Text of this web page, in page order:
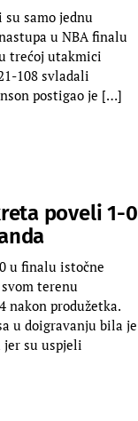
su samo jednu
u NBA finalu
trećoj utakmici
108 svladali
postigao je […]
poveli 1-0
u finalu istočne
terenu
nakon produžetka.
u doigravanju bila je
jer su uspjeli